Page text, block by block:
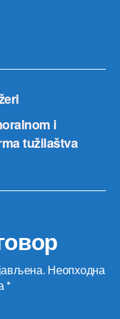
i
tužilaštva
Неопходна
*